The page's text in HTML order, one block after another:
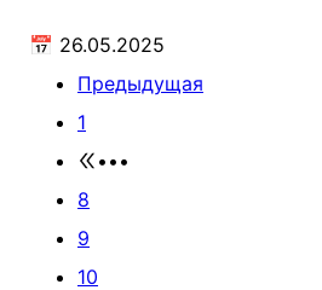
📅 26.05.2025
Предыдущая
1
•••
8
9
10